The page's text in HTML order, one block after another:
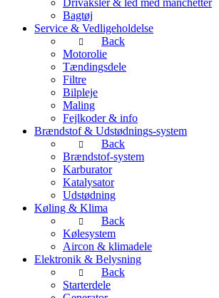
Bagtøj
Service & Vedligeholdelse
Back
Motorolie
Tændingsdele
Filtre
Bilpleje
Maling
Fejlkoder & info
Brændstof & Udstødnings-system
Back
Brændstof-system
Karburator
Katalysator
Udstødning
Køling & Klima
Back
Kølesystem
Aircon & klimadele
Elektronik & Belysning
Back
Starterdele